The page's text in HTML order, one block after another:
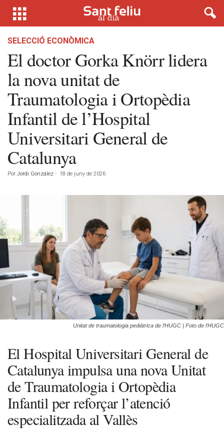
SELECCIÓ ECONÒMICA
El doctor Gorka Knörr lidera
la nova unitat de
Traumatologia i Ortopèdia
Infantil de l’Hospital
Universitari General de
Catalunya
Por Jordi González - 18 de juny de 2026
Unitat de traumatologia pediàtrica de l’HUGC | Foto de l’HUGC
El Hospital Universitari General de
Catalunya impulsa una nova Unitat
de Traumatologia i Ortopèdia
Infantil per reforçar l’atenció
especialitzada al Vallès